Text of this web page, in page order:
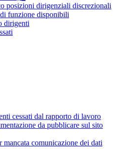
posizioni dirigenziali discrezionali
funzione disponibili
dirigenti
cessati dal rapporto di lavoro
da pubblicare sul sito
mancata comunicazione dei dati